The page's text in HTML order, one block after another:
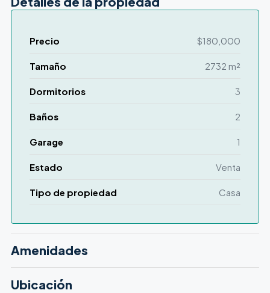
Precio $180,000
Tamaño 2732 m²
Dormitorios 3
Baños 2
Garage 1
Estado Venta
Tipo de propiedad Casa
Amenidades
Ubicación